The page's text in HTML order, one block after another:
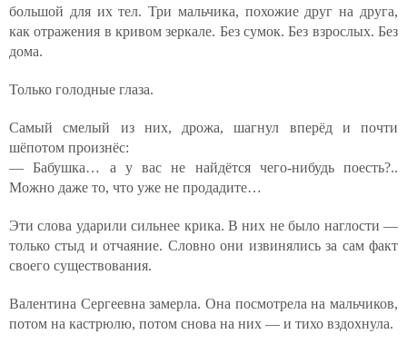
большой для их тел. Три мальчика, похожие друг на друга,
как отражения в кривом зеркале. Без сумок. Без взрослых. Без
дома.
Только голодные глаза.
Самый смелый из них, дрожа, шагнул вперёд и почти
шёпотом произнёс:
— Бабушка… а у вас не найдётся чего-нибудь поесть?..
Можно даже то, что уже не продадите…
Эти слова ударили сильнее крика. В них не было наглости —
только стыд и отчаяние. Словно они извинялись за сам факт
своего существования.
Валентина Сергеевна замерла. Она посмотрела на мальчиков,
потом на кастрюлю, потом снова на них — и тихо вздохнула.